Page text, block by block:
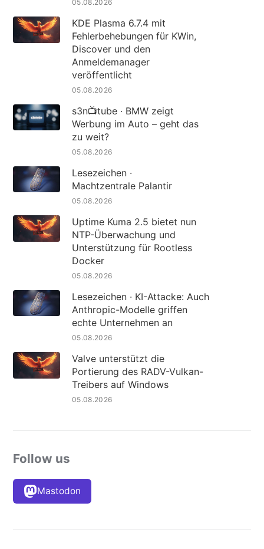
05.08.2026
KDE Plasma 6.7.4 mit
Fehlerbehebungen für KWin,
Discover und den
Anmeldemanager
veröffentlicht
05.08.2026
s3n📺tube · BMW zeigt
Werbung im Auto – geht das
zu weit?
05.08.2026
Lesezeichen ·
Machtzentrale Palantir
05.08.2026
Uptime Kuma 2.5 bietet nun
NTP-Überwachung und
Unterstützung für Rootless
Docker
05.08.2026
Lesezeichen · KI-Attacke: Auch
Anthropic-Modelle griffen
echte Unternehmen an
05.08.2026
Valve unterstützt die
Portierung des RADV-Vulkan-
Treibers auf Windows
05.08.2026
Follow us
Mastodon